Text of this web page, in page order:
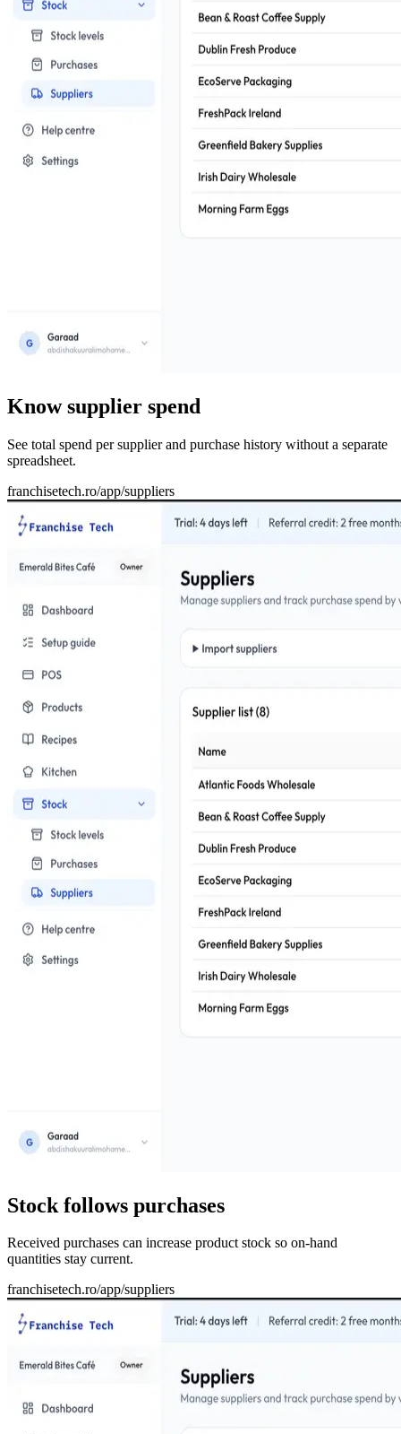
Know supplier spend
See total spend per supplier and purchase history without a separate
spreadsheet.
franchisetech.ro/app/suppliers
Stock follows purchases
Received purchases can increase product stock so on-hand
quantities stay current.
franchisetech.ro/app/suppliers